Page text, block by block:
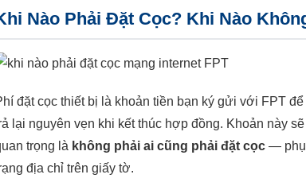
Nào Phải Đặt Cọc? Khi Nào
đặt cọc thiết bị là khoản tiền bạn ký gửi với FPT
lại nguyên vẹn khi kết thúc hợp đồng. Khoản này
trọng là không phải ai cũng phải đặt cọc — phụ
địa chỉ trên giấy tờ.